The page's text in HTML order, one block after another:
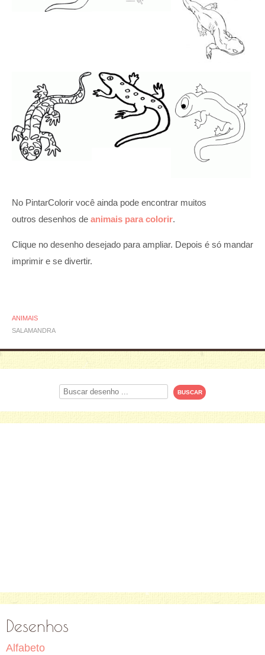
No PintarColorir você ainda pode encontrar muitos
outros desenhos de animais para colorir.
Clique no desenho desejado para ampliar. Depois é só mandar
imprimir e se divertir.
ANIMAIS
SALAMANDRA
Procurar
Desenhos
Alfabeto